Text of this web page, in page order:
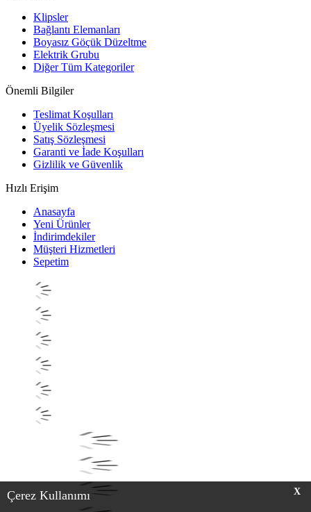
X
Çerez Kullanımı
Klipsler
Bağlantı Elemanları
Boyasız Göçük Düzeltme
Elektrik Grubu
Diğer Tüm Kategoriler
Önemli Bilgiler
Teslimat Koşulları
Üyelik Sözleşmesi
Satış Sözleşmesi
Garanti ve İade Koşulları
Gizlilik ve Güvenlik
Hızlı Erişim
Anasayfa
Yeni Ürünler
İndirimdekiler
Müşteri Hizmetleri
Sepetim